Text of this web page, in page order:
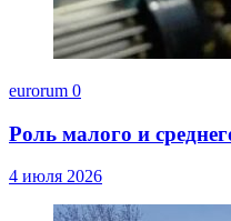
eurorum 0
Роль малого и
4 июля 2026